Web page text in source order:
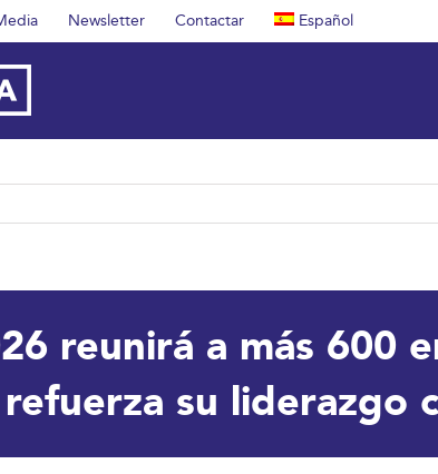
Newsletter Contactar Español
reunirá a más 600
su liderazgo